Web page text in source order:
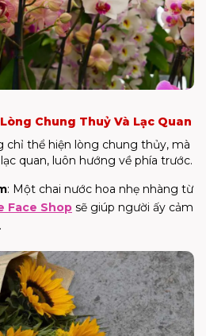
Lòng Chung Thuỷ Và Lạc Quan
chỉ thể hiện lòng chung thủy, mà
quan, luôn hướng về phía trước.
: Một chai nước hoa nhẹ nhàng từ
Face Shop sẽ giúp người ấy cảm